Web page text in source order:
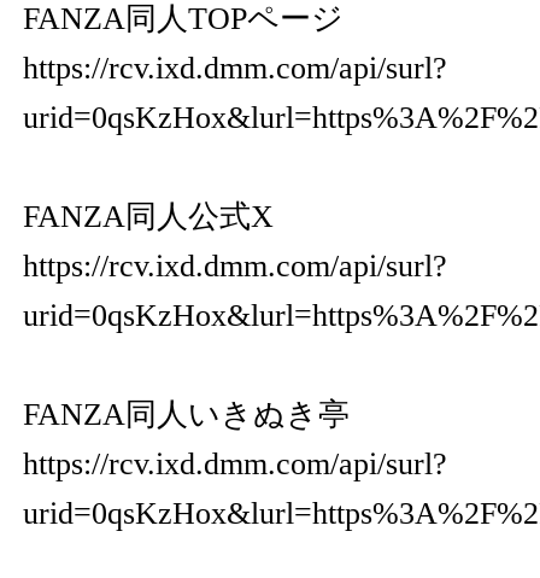
FANZA同人TOPページ
https://rcv.ixd.dmm.com/api/surl?
FANZA同人公式X
https://rcv.ixd.dmm.com/api/surl?
FANZA同人いきぬき亭
https://rcv.ixd.dmm.com/api/surl?